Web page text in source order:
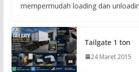
mempermudah loading dan
Tailgate 1 ton
24 Maret 2015